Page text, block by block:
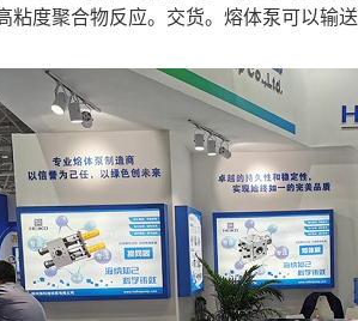
粘度聚合物反应。交货。熔体泵可以输